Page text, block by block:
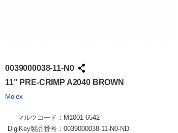
0039000038-11-N0
11" PRE-CRIMP A2040 BROWN
Molex
マルツコード： M1001-6542
DigiKey製品番号： 0039000038-11-N0-ND